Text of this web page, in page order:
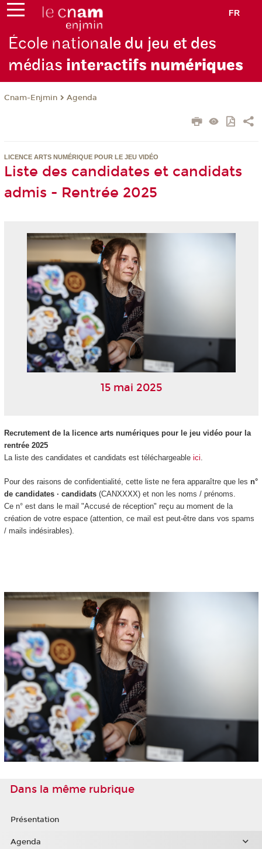
FR
École nationale du jeu et des
médias interactifs numériques
Cnam-Enjmin Agenda
LICENCE ARTS NUMÉRIQUE POUR LE JEU VIDÉO
Liste des candidates et candidats
admis - Rentrée 2025
15 mai 2025
Recrutement de la licence arts numériques pour le jeu vidéo pour la
rentrée 2025
La liste des candidates et candidats est téléchargeable ici.
Pour des raisons de confidentialité, cette liste ne fera apparaître que les n°
de candidates · candidats(CANXXXX) et non les noms / prénoms.
Ce n° est dans le mail "Accusé de réception" reçu au moment de la
création de votre espace (attention, ce mail est peut-être dans vos spams
/ mails indésirables).
Dans la même rubrique
Présentation
Agenda